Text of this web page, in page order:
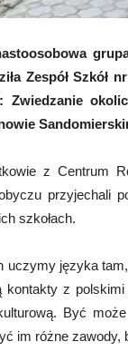
Zespół Szkół
Zwiedzanie
z Centrum
przyjechali
szkołach.
uczymy języka
kontakty z
Być
im różne zawody,